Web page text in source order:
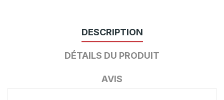
DESCRIPTION
DÉTAILS DU PRODUIT
AVIS